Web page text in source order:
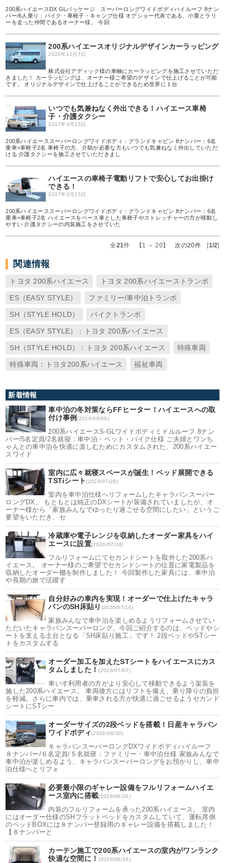
200系ハイエースDX GLパッケージ スーパーロングワイドボディハイルーフ 8ナン
バー/6人乗り：バイク・車椅子・キャンプ仕様 オグショー代表である、小栗とラリ
ーを走った仲間であるオーナー様。 今回
200系ハイエースオリジナルデザインカーラッピング
2020年11月7日
株式会社アディック様の車輌にカーラッピングを施工させていただ
きました！ カーラッピングは、オーナー様ご希望のデザインで仕上げることが可能
です。 オリジナルデザインで仕上げることができるため世界に１台
いつでも気兼ねなく外出できる！ハイエース車椅
子・介護タクシー
2017年3月15日
200系ハイエーススーパーロングワイドボディ：グランドキャビン 8ナンバー：6名
乗車+車椅子2名 車椅子の方、介助が必要な方もいつでも気兼ねなく外出していただ
ける 介護タクシーを施工させていただきまし
ハイエースの車椅子電動リフトで安心してお出掛け
できる！
2017年3月15日
200系ハイエーススーパーロングワイドボディ：グランドキャビン 8ナンバー：6名
乗車+車椅子2名 ハイエースをベース車とした車椅子やストレッチャーの方が移動し
やすい 介護タクシーの内装施工をさせていた
全21件 【1 ～ 20】 次の20件[1/2]
関連情報
トヨタ 200系ハイエース トヨタ 200系ハイエーストランポ
ES（EASY STYLE） ファミリー/車中泊トランポ
SH（STYLE HOLD） バイクトランポ
ES（EASY STYLE）：トヨタ 200系ハイエース
SH（STYLE HOLD）：トヨタ 200系ハイエース 特殊車両
特殊車両：トヨタ200系ハイエース 福祉車両
新着情報
車中泊の冬対策ならFFヒーター！ハイエースへの取
付け事例(2026/08/06)
200系ハイエースS-GLワイドボディミドルルーフ 8ナン
バー/5名定員/2名就寝：車中泊・ペット・バイク仕様 ご夫婦とワンち
ゃんとの車中泊を快適に楽しむためにカスタムされた、200系ハイエー
スワイド
室内に広々就寝スペースが誕生！ベッド展開できる
TSTiシート(2026/07/29)
室内を車中泊仕様へリフォームしたキャラバンスーパー
ロングDX。 もともとは純正のDXシートが装備されていましたが、オ
ーナー様から「家族みんなでゆったり過ごせる空間にしたい」というご
要望をいただき、セ
冷蔵庫や電子レンジを収納したオーダー家具をハイ
エースに設置(2026/07/24)
フルリフォームにてセカンドシートを取外した200系ハ
イエース。 オーナー様のご希望でセカンドシートの位置に家電製品を
収納したオーダー棚を制作しました！ 今回製作した家具には、車中泊
や長期の旅で活躍す
自分好みの車内を実現！オーダーで仕上げたキャラ
バンのSH床貼り (2026/07/16)
家族みんなで車中泊を楽しめるようリフォームさせてい
ただいたキャラバンスーパーロング。今回ご紹介するのは、ベッドやシ
ートを支える土台となる「SH床貼り施工」です！ 2段ベッドやSTシー
トをカスタムする
オーダー加工を加えたSTシートをハイエースにカス
タムしました！(2026/07/07)
車いす利用者の方がより安心して移動できるよう架装を
施した200系ハイエース。 車両後方にはリフトを備え、乗り降りの負担
を軽減。さらに車内では、乗車される方が快適に過ごせるようセカンド
シートにSTシー
オーダーサイズの2段ベッドを搭載！日産キャラバン
ワイドボディ(2026/06/30)
キャラバンスーパーロングDXワイドボディハイルーフ
８ナンバー/６名定員/５名就寝：ファミリー・車中泊仕様 家族みんなで
車中泊が楽しめるよう、キャラバンスーパーロングをお預かりし、車中
泊仕様へとリフォ
必要最小限のギャレー設備をフルリフォームハイエ
ース室内に搭載(2026/06/26)
内装のフルリフォームを承った200系ハイエース。 室内
にはオーダー仕様のSHフラットベッドをカスタムしていて、運転席側
のベッドBOXには８ナンバー登録用のギャレー設備を搭載しました！
【８ナンバーと
カーテン施工で200系ハイエースの室内がワンランク
快適な空間に！(2026/06/19)